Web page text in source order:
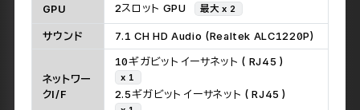
クス
GPU 2スロット GPU 最大 x 2
7.1 CH HD Audio (Realtek ALC1220P)
10ギガビット イーサネット ( RJ45 )